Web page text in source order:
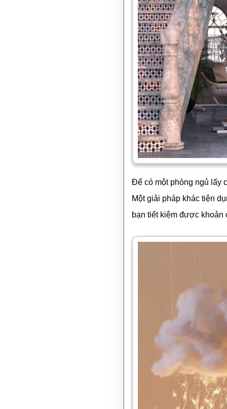
Để có một phòng ngủ lấy
Một giải pháp khác tiện
bạn tiết kiệm được